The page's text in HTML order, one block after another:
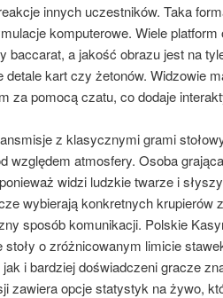
innych uczestników. Taka
komputerowe. Wiele
baccarat, a jakość obrazu jest na
detale kart czy żetonów. Widzowie
za pomocą czatu, co dodaje
z klasycznymi grami
względem atmosfery. Osoba
widzi ludzkie twarze i
wybierają konkretnych krupierów
sposób komunikacji. Polskie
stoły o zróżnicowanym limicie
i bardziej doświadczeni gracze
zawiera opcje statystyk na żywo,